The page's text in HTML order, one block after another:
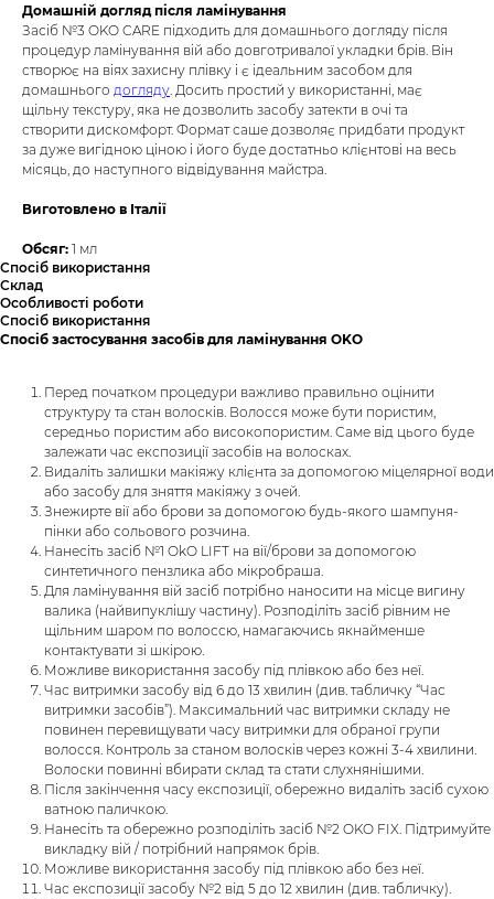
Домашній догляд після ламінування
Засіб №3 OKO CARE підходить для домашнього догляду після
процедур ламінування вій або довготривалої укладки брів. Він
створює на віях захисну плівку і є ідеальним засобом для
домашнього догляду. Досить простий у використанні, має
щільну текстуру, яка не дозволить засобу затекти в очі та
створити дискомфорт. Формат саше дозволяє придбати продукт
за дуже вигідною ціною і його буде достатньо клієнтові на весь
місяць, до наступного відвідування майстра.
Виготовлено в Італії
Обсяг: 1 мл
Спосіб використання
Склад
Особливості роботи
Спосіб використання
Спосіб застосування засобів для ламінування OKO
Перед початком процедури важливо правильно оцінити
структуру та стан волосків. Волосся може бути пористим,
середньо пористим або високопористим. Саме від цього буде
залежати час експозиції засобів на волосках.
Видаліть залишки макіяжу клієнта за допомогою міцелярної води
або засобу для зняття макіяжу з очей.
Знежирте вії або брови за допомогою будь-якого шампуня-
пінки або сольового розчина.
Нанесіть засіб №1 OkO LIFT на вії/брови за допомогою
синтетичного пензлика або мікробраша.
Для ламінування вій засіб потрібно наносити на місце вигину
валика (найвипуклішу частину). Розподіліть засіб рівним не
щільним шаром по волоссю, намагаючись якнайменше
контактувати зі шкірою.
Можливе використання засобу під плівкою або без неї.
Час витримки засобу від 6 до 13 хвилин (див. табличку “Час
витримки засобів”). Максимальний час витримки складу не
повинен перевищувати часу витримки для обраної групи
волосся. Контроль за станом волосків через кожні 3-4 хвилини.
Волоски повинні вбирати склад та стати слухнянішими.
Після закінчення часу експозиції, обережно видаліть засіб сухою
ватною паличкою.
Нанесіть та обережно розподіліть засіб №2 OKO FIX. Підтримуйте
викладку вій / потрібний напрямок брів.
Можливе використання засобу під плівкою або без неї.
Час експозиції засобу №2 від 5 до 12 хвилин (див. табличку).